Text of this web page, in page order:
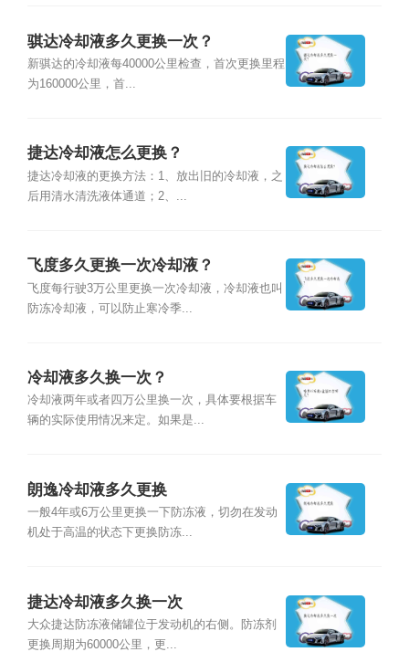
骐达冷却液多久更换一次？
新骐达的冷却液每40000公里检查，首次更换里程
为160000公里，首...
捷达冷却液怎么更换？
捷达冷却液的更换方法：1、放出旧的冷却液，之
后用清水清洗液体通道；2、...
飞度多久更换一次冷却液？
飞度每行驶3万公里更换一次冷却液，冷却液也叫
防冻冷却液，可以防止寒冷季...
冷却液多久换一次？
冷却液两年或者四万公里换一次，具体要根据车
辆的实际使用情况来定。如果是...
朗逸冷却液多久更换
一般4年或6万公里更换一下防冻液，切勿在发动
机处于高温的状态下更换防冻...
捷达冷却液多久换一次
大众捷达防冻液储罐位于发动机的右侧。防冻剂
更换周期为60000公里，更...